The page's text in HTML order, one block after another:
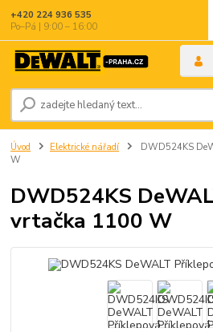
+420 224 936 535
Po–Pá | 9:00 – 16:00
Úvod Elektrické nářadí
DWD524KS
W
DWD524KS
vrtačka 1100 W